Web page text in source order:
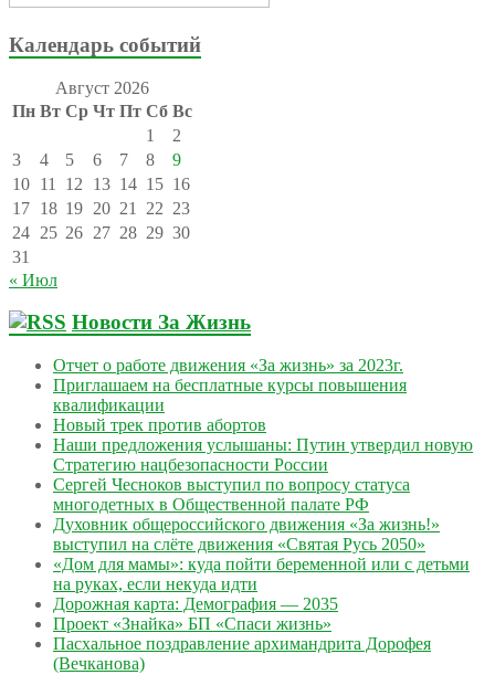
Календарь событий
Август 2026
Пн Вт Ср Чт Пт Сб Вс
1
2
3
4 5 6 7 8
9
10 11 12 13 14 15 16
17 18 19 20 21 22 23
24 25 26 27 28 29 30
31
« Июл
Новости За Жизнь
Отчет о работе движения «За жизнь» за 2023г.
Приглашаем на бесплатные курсы повышения
квалификации
Новый трек против абортов
Наши предложения услышаны: Путин утвердил новую
Стратегию нацбезопасности России
Сергей Чесноков выступил по вопросу статуса
многодетных в Общественной палате РФ
Духовник общероссийского движения «За жизнь!»
выступил на слёте движения «Святая Русь 2050»
«Дом для мамы»: куда пойти беременной или с детьми
на руках, если некуда идти
Дорожная карта: Демография — 2035
Проект «Знайка» БП «Спаси жизнь»
Пасхальное поздравление архимандрита Дорофея
(Вечканова)